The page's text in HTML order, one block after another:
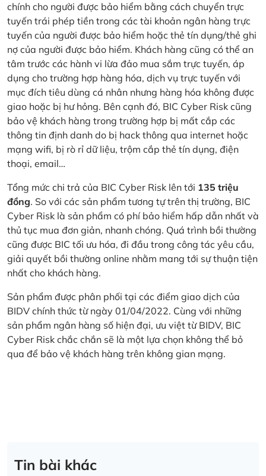
chính cho người được bảo hiểm bằng cách chuyển trực
tuyến trái phép tiền trong các tài khoản ngân hàng trực
tuyến của người được bảo hiểm hoặc thẻ tín dụng/thẻ ghi
nợ của người được bảo hiểm. Khách hàng cũng có thể an
tâm trước các hành vi lừa đảo mua sắm trực tuyến, áp
dụng cho trường hợp hàng hóa, dịch vụ trực tuyến với
mục đích tiêu dùng cá nhân nhưng hàng hóa không được
giao hoặc bị hư hỏng. Bên cạnh đó, BIC Cyber Risk cũng
bảo vệ khách hàng trong trường hợp bị mất cắp các
thông tin định danh do bị hack thông qua internet hoặc
mạng wifi, bị rò rỉ dữ liệu, trộm cắp thẻ tín dụng, điện
thoại, email…
Tổng mức chi trả của BIC Cyber Risk lên tới 135 triệu
đồng. So với các sản phẩm tương tự trên thị trường, BIC
Cyber Risk là sản phẩm có phí bảo hiểm hấp dẫn nhất và
thủ tục mua đơn giản, nhanh chóng. Quá trình bồi thường
cũng được BIC tối ưu hóa, đi đầu trong công tác yêu cầu,
giải quyết bồi thường online nhằm mang tới sự thuận tiện
nhất cho khách hàng.
Sản phẩm được phân phối tại các điểm giao dịch của
BIDV chính thức từ ngày 01/04/2022. Cùng với những
sản phẩm ngân hàng số hiện đại, ưu việt từ BIDV, BIC
Cyber Risk chắc chắn sẽ là một lựa chọn không thể bỏ
qua để bảo vệ khách hàng trên không gian mạng.
Tin bài khác